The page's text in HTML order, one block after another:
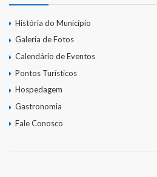
História do Município
Galeria de Fotos
Calendário de Eventos
Pontos Turísticos
Hospedagem
Gastronomia
Fale Conosco